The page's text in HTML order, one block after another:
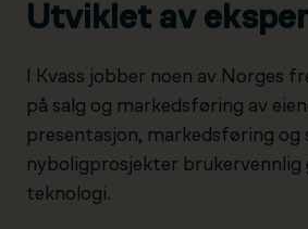
Utviklet av
I Kvass jobber noen av Norges
på salg og markedsføring av
presentasjon, markedsføring og
nyboligprosjekter brukervennlig
teknologi.